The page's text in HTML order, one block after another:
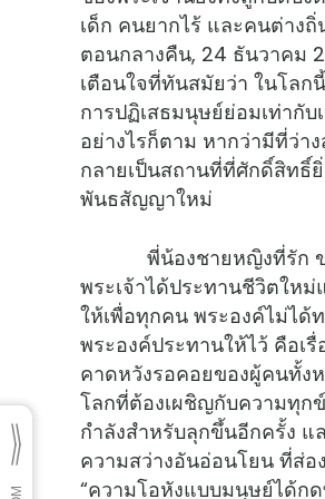
เด็ก คนยากไร้ และคนต่าง
ตอนกลางคืน, 24 ธันวาคม
เตือนใจที่ทันสมัยว่า ในโลก
การปฏิเสธมนุษย์ย่อมเท่ากับ
อย่างไรก็ตาม หากว่ามีที่ว่
กลายเป็นสถานที่ที่ศักดิ์สิทธิ์
พันธสัญญาใหม่
พี่น้องชายหญิงที่รัก ขอใ
พระเจ้าได้ประทานชีวิตให
ให้เพื่อทุกคน พระองค์ไม่ได้
พระองค์ประทานให้ไว้ คือเ
คาดหวังรอคอยของผู้คนทั้ง
โลกที่ต้องเผชิญกับความทุก
กำลังสำหรับลุกขึ้นอีกครั้ง แ
ความสว่างอันอ่อนโยน ที่ส่อ
“ความโอหังแบบมนุษย์ได้ก